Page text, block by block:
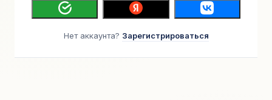
Нет аккаунта? Зарегистрироваться